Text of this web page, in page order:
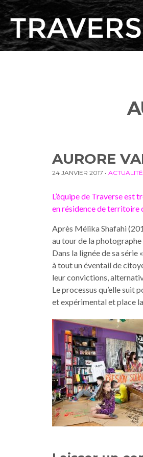
AURORE
24 JANVIER 2017 • ACTUALITÉ
L’équipe de Traverse est
en résidence de territoire
Après Mélika Shafahi
au tour de la
Dans la lignée de sa
à tout un éventail de
leur convictions,
Le processus qu’elle
et expérimental et place